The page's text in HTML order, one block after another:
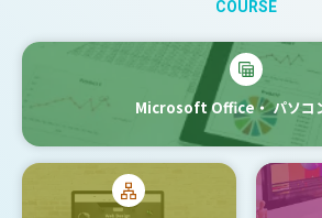
COURSE
Microsoft Office・パソコ